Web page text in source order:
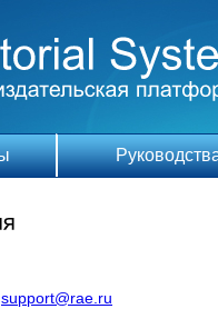
support@rae.ru